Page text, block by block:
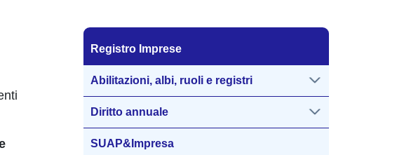
Registro Imprese
Registro Imprese
Abilitazioni, albi, ruoli e registri
Diritto annuale
SUAP&Impresa